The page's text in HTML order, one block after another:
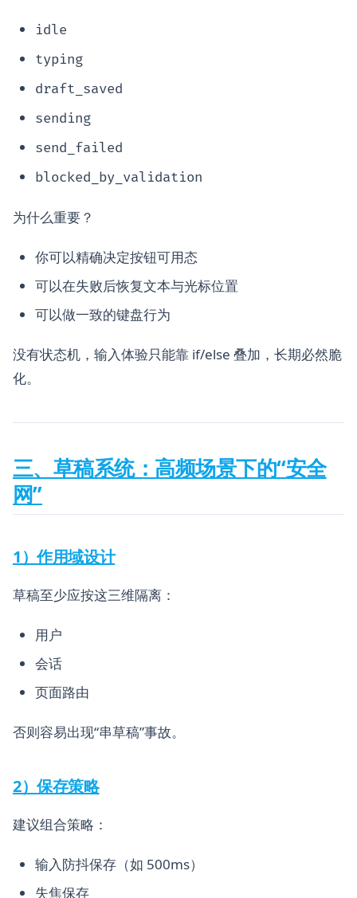
idle
typing
draft_saved
sending
send_failed
blocked_by_validation
为什么重要？
你可以精确决定按钮可用态
可以在失败后恢复文本与光标位置
可以做一致的键盘行为
没有状态机，输入体验只能靠 if/else 叠加，长期必然脆
化。
三、草稿系统：高频场景下的“安全
网”
1）作用域设计
草稿至少应按这三维隔离：
用户
会话
页面路由
否则容易出现“串草稿”事故。
2）保存策略
建议组合策略：
输入防抖保存（如 500ms）
失焦保存